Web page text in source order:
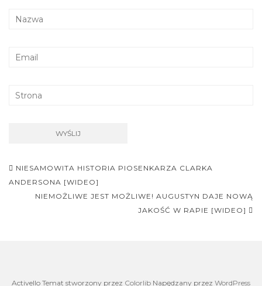
Nawigacja
postu
NIESAMOWITA HISTORIA PIOSENKARZA CLARKA
ANDERSONA [WIDEO]
NIEMOŻLIWE JEST MOŻLIWE! AUGUSTYN DAJE NOWĄ
JAKOŚĆ W RAPIE [WIDEO]
Activello Temat stworzony przez Colorlib Napędzany przez WordPress